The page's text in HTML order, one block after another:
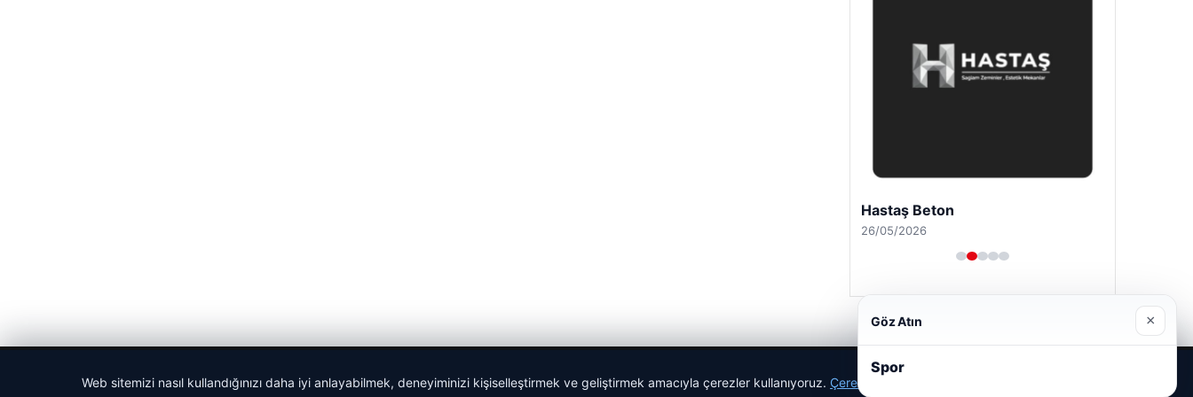
Hastaş Beton
26/05/2026
Web sitemizi nasıl kullandığınızı daha iyi anlayabilmek, deneyiminizi kişiselleştirmek ve geliştirmek amacıyla çerezler kullanıyoruz. Çerez Politikamız
Göz Atın ×
Spor